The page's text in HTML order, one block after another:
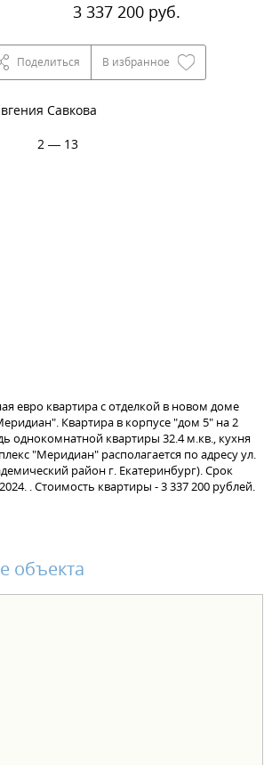
3 337 200 руб.
Поделиться В избранное
Савкова
2 — 13
евро квартира с отделкой в новом доме
Квартира в корпусе "дом 5" на 2
однокомнатной квартиры 32.4 м.кв., кухня
"Меридиан" располагается по адресу ул.
район г. Екатеринбург). Срок
. Стоимость квартиры - 3 337 200 рублей.
объекта